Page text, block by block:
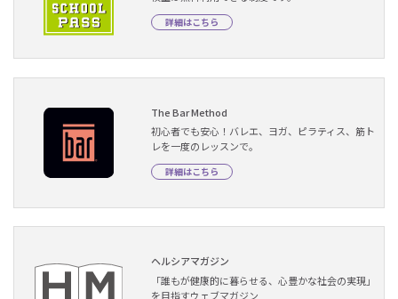
詳細はこちら
The Bar Method
初心者でも安心！バレエ、ヨガ、ピラティス、筋ト
レを一度のレッスンで。
詳細はこちら
ヘルシアマガジン
「誰もが健康的に暮らせる、心豊かな社会の実現」
を目指すウェブマガジン